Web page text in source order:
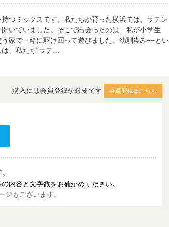
つミックスです。私たちが育った横浜では、ラテン
いていました。そこで出会ったのは、私が小学生
家で一緒に駆け回って遊びました。幼馴染み−−とい
、私たち“ラテ…
購入には会員登録が必要です 会員登録はこちら
内容と文字数をお確かめください。
ジもございます。